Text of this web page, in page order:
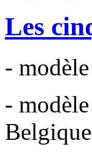
Les
-
-